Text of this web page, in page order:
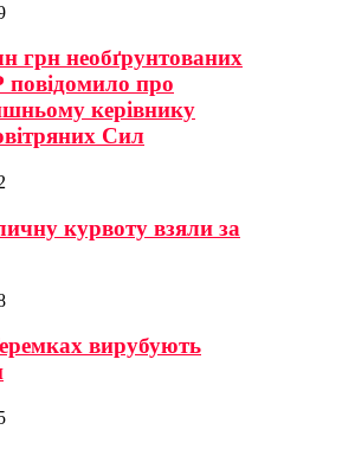
грн необґрунтованих
повідомило про
керівнику
Сил
курвоту взяли за
вирубують